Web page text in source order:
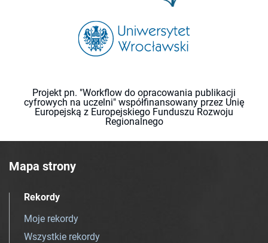
Projekt pn. "Workflow do opracowania publikacji
cyfrowych na uczelni" współfinansowany przez Unię
Europejską z Europejskiego Funduszu Rozwoju
Regionalnego
Mapa strony
Rekordy
Moje rekordy
Wszystkie rekordy